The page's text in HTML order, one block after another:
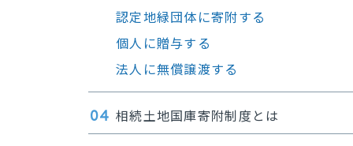
認定地緑団体に寄附する
個人に贈与する
法人に無償譲渡する
相続土地国庫寄附制度とは